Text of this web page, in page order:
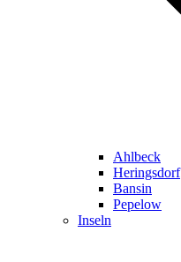
Ahlbeck
Heringsdorf
Bansin
Pepelow
Inseln